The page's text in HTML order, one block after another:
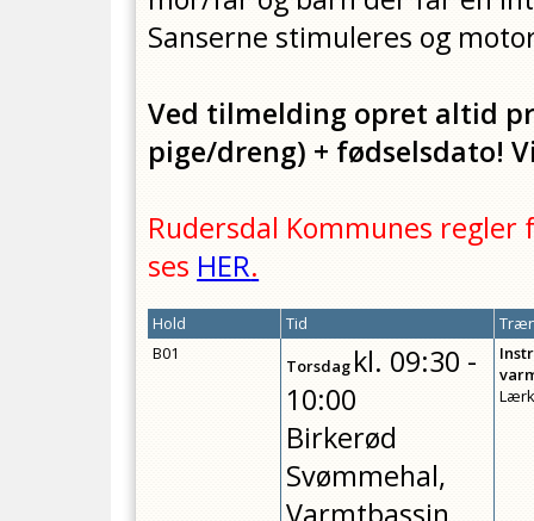
Sanserne stimuleres og
Ved tilmelding opret altid
pige/dreng) + fødselsdato!
Rudersdal Kommunes regler
ses HER.
Hold Tid
B01
Torsdagkl. 09:30 -
10:00
Birkerød
Svømmehal,